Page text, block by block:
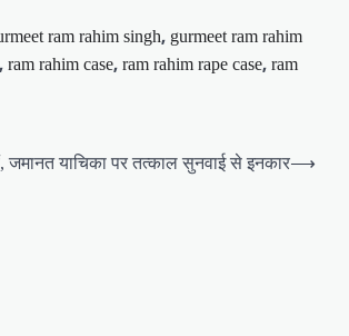
ram rahim singh, gurmeet ram rahim
, ram rahim case, ram rahim rape case, ram
जमानत याचिका पर तत्काल सुनवाई से इनकार⟶